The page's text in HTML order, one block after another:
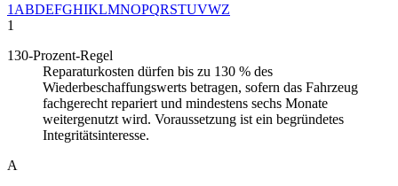
1 ABDEFGHIKLMNOPQRSTUVWZ
1
130-Prozent-Regel
Reparaturkosten dürfen bis zu 130 % des
Wiederbeschaffungswerts betragen, sofern das Fahrzeug
fachgerecht repariert und mindestens sechs Monate
weitergenutzt wird. Voraussetzung ist ein begründetes
Integritätsinteresse.
A